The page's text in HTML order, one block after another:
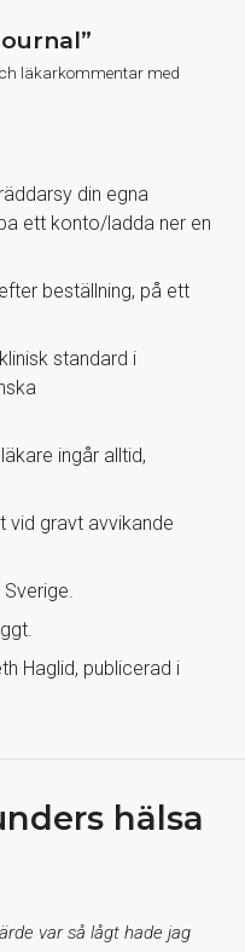
läkarkommentar med
din egna
ett konto/ladda ner en
beställning, på ett
standard i
ingår alltid,
vid gravt avvikande
Haglid, publicerad i
hälsa
var så lågt hade jag